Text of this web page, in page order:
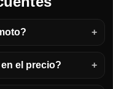
el precio?